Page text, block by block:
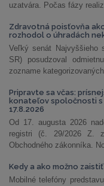
uzatvára. Počas fázy
Zdravotná poisťovňa
rozhodol o úhradách
Veľký senát Najvyššieho
SR) posudzoval
zozname
Pripravte sa včas:
konateľov spoločnosti s
17.8.2026
Od 17. augusta 2026
registri (č. 29/2026 Z.
Obchodného zákonníka.
Kedy a ako možno
Mobilné telefóny